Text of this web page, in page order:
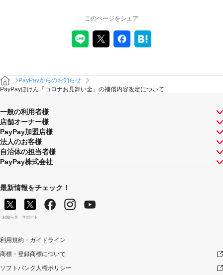
このページをシェア
PayPayからのお知らせ
PayPayほけん「コロナお見舞い金」の補償内容改定について
一般の利用者様
店舗オーナー様
PayPay加盟店様
法人のお客様
自治体の担当者様
PayPay株式会社
最新情報をチェック！
お知らせ サポート
利用規約・ガイドライン
商標・登録商標について
ソフトバンク人権ポリシー